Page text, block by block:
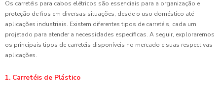
Os carretéis para cabos elétricos são essenciais para a organização e
proteção de fios em diversas situações, desde o uso doméstico até
aplicações industriais. Existem diferentes tipos de carretéis, cada um
projetado para atender a necessidades específicas. A seguir, exploraremos
os principais tipos de carretéis disponíveis no mercado e suas respectivas
aplicações.
1. Carretéis de Plástico